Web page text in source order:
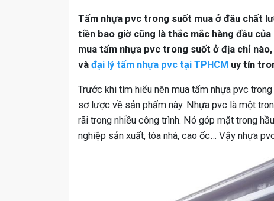
Tấm nhựa pvc trong suốt mua ở đâu chất
tiền bao giờ cũng là thắc mắc hàng đầu
mua tấm nhựa pvc trong suốt ở địa chỉ
và đại lý tấm nhựa pvc tại TPHCM uy tín
Trước khi tìm hiểu nên mua tấm nhựa pvc
sơ lược về sản phẩm này. Nhựa pvc là một
rãi trong nhiều công trình. Nó góp mặt trong
nghiệp sản xuất, tòa nhà, cao ốc… Vậy nhựa